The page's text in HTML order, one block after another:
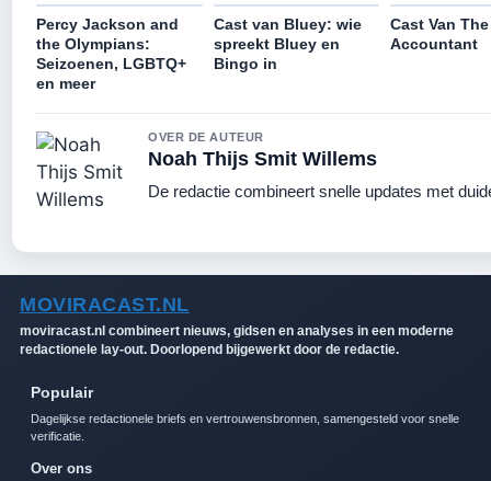
Percy Jackson and
the Olympians:
Seizoenen, LGBTQ+
en meer
Cast van Bluey: wie
spreekt Bluey en
Bingo in
Cast Van The
Accountant
OVER DE AUTEUR
Noah Thijs Smit Willems
De redactie combineert snelle updates met
MOVIRACAST.NL
moviracast.nl combineert nieuws, gidsen en analyses in een moderne
redactionele lay-out. Doorlopend bijgewerkt door de redactie.
Populair
Dagelijkse redactionele briefs en vertrouwensbronnen, samengesteld voor snelle
verificatie.
Over ons